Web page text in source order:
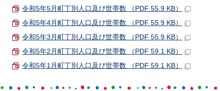
令和5年5月町丁別人口及び世帯数 （PDF 55.9 KB）
令和5年4月町丁別人口及び世帯数 （PDF 55.9 KB）
令和5年3月町丁別人口及び世帯数 （PDF 55.9 KB）
令和5年2月町丁別人口及び世帯数 （PDF 59.1 KB）
令和5年1月町丁別人口及び世帯数 （PDF 59.1 KB）